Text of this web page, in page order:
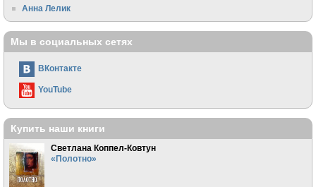
Анна Лелик
Мы в социальных сетях
ВКонтакте
YouTube
Купить наши книги
Светлана Коппел-Ковтун
«Полотно»